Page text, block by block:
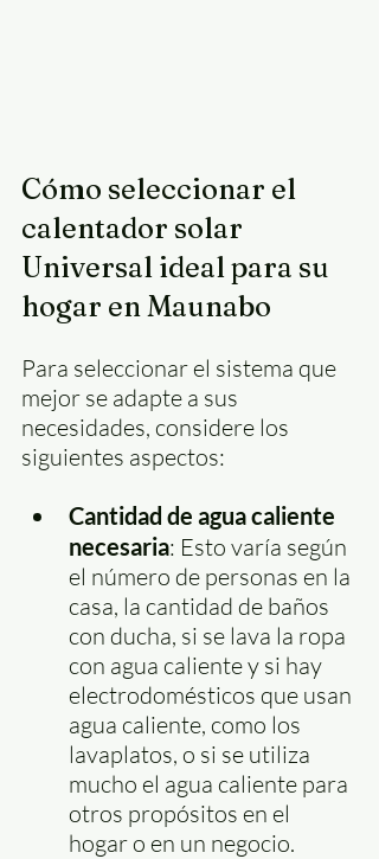
Cómo seleccionar el
calentador solar
Universal ideal para su
hogar en Maunabo
Para seleccionar el sistema que
mejor se adapte a sus
necesidades, considere los
siguientes aspectos:
Cantidad de agua caliente
necesaria: Esto varía según
el número de personas en la
casa, la cantidad de baños
con ducha, si se lava la ropa
con agua caliente y si hay
electrodomésticos que usan
agua caliente, como los
lavaplatos, o si se utiliza
mucho el agua caliente para
otros propósitos en el
hogar o en un negocio.